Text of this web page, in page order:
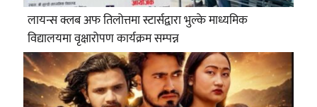
लायन्स क्लब अफ तिलोत्तमा स्टार्सद्वारा भुल्के माध्यमिक
विद्यालयमा वृक्षारोपण कार्यक्रम सम्पन्न